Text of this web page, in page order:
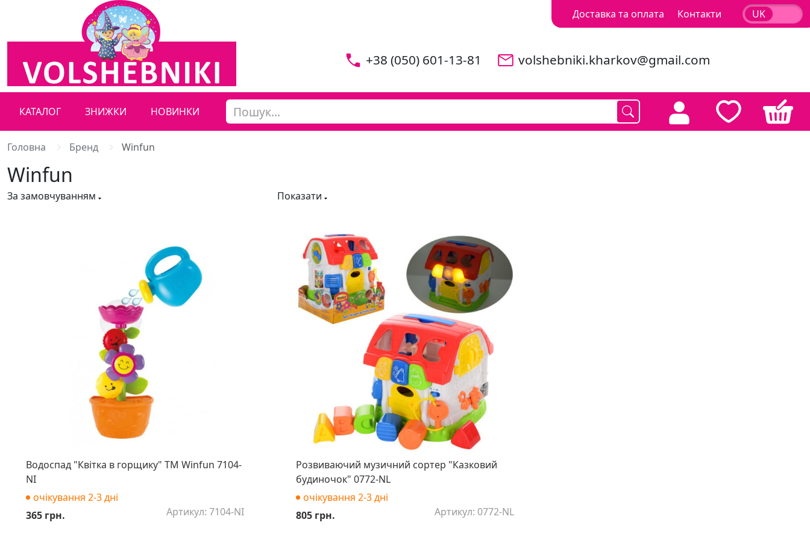
Доставка та оплата Контакти UK
+38 (050) 601-13-81 volshebniki.kharkov@gmail.com
КАТАЛОГ ЗНИЖКИ НОВИНКИ
Головна Бренд Winfun
Winfun
За замовчуванням Показати
Водоспад "Квітка в горщику" ТМ Winfun 7104-
NI
очікування 2-3 дні
Артикул: 7104-NI
365 грн.
Розвиваючий музичний сортер "Казковий
будиночок" 0772-NL
очікування 2-3 дні
Артикул: 0772-NL
805 грн.